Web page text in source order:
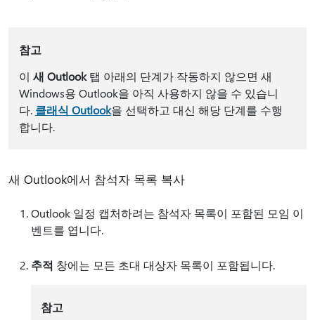
참고
이 새 Outlook탭 아래의 단계가 작동하지 않으면 새
Windows용 Outlook을 아직 사용하지 않을 수 있습니
다. 클래식 Outlook을 선택하고 대신 해당 단계를 수행
합니다.
새 Outlook에서 참석자 목록 복사
Outlook 일정 캡처하려는 참석자 목록이 포함된 모임 이
벤트를 엽니다.
추적 창에는 모든 초대 대상자 목록이 포함됩니다.
참고